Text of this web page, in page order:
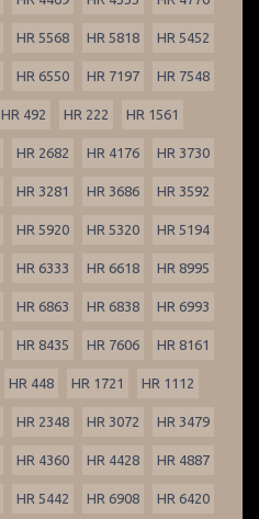
HR 5568 HR 5818 HR 5452
HR 6550 HR 7197 HR 7548
HR 492 HR 222 HR 1561
HR 2682 HR 4176 HR 3730
HR 3281 HR 3686 HR 3592
HR 5920 HR 5320 HR 5194
HR 6333 HR 6618 HR 8995
HR 6863 HR 6838 HR 6993
HR 8435 HR 7606 HR 8161
HR 448 HR 1721 HR 1112
HR 2348 HR 3072 HR 3479
HR 4360 HR 4428 HR 4887
HR 5442 HR 6908 HR 6420